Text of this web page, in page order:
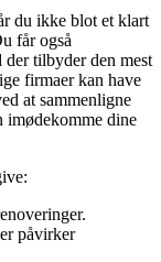
du ikke blot et klart
får også
tilbyder den mest
firmaer kan have
at sammenligne
imødekomme dine
påvirker